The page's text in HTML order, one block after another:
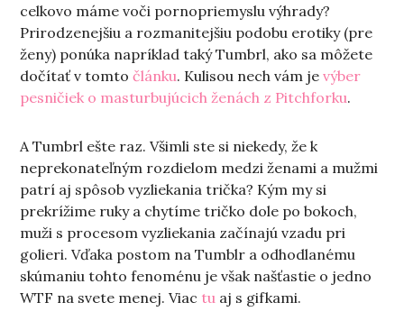
celkovo máme voči pornopriemyslu výhrady?
Prirodzenejšiu a rozmanitejšiu podobu erotiky (pre
ženy) ponúka napríklad taký Tumbrl, ako sa môžete
dočítať v tomtočlánku. Kulisou nech vám jevýber
pesničiek o masturbujúcich ženách z Pitchforku.
A Tumbrl ešte raz. Všimli ste si niekedy, že k
neprekonateľným rozdielom medzi ženami a mužmi
patrí aj spôsob vyzliekania trička? Kým my si
prekrížime ruky a chytíme tričko dole po bokoch,
muži s procesom vyzliekania začínajú vzadu pri
golieri. Vďaka postom na Tumblr a odhodlanému
skúmaniu tohto fenoménu je však našťastie o jedno
WTF na svete menej. Viac tu aj s gifkami.